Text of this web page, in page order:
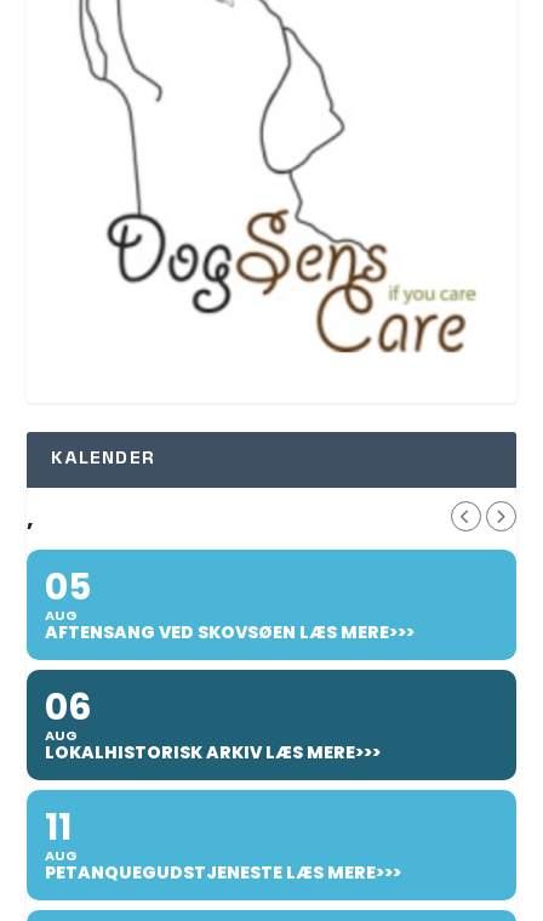
KALENDER
,
05
AUG
AFTENSANG VED SKOVSØEN LÆS MERE>>>
06
AUG
LOKALHISTORISK ARKIV LÆS MERE>>>
11
AUG
PETANQUEGUDSTJENESTE LÆS MERE>>>